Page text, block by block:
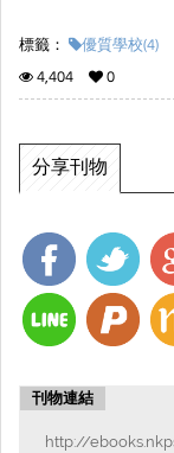
標籤：
優質學校(4)
4,404
0
分享刊物
刊物連結
http://